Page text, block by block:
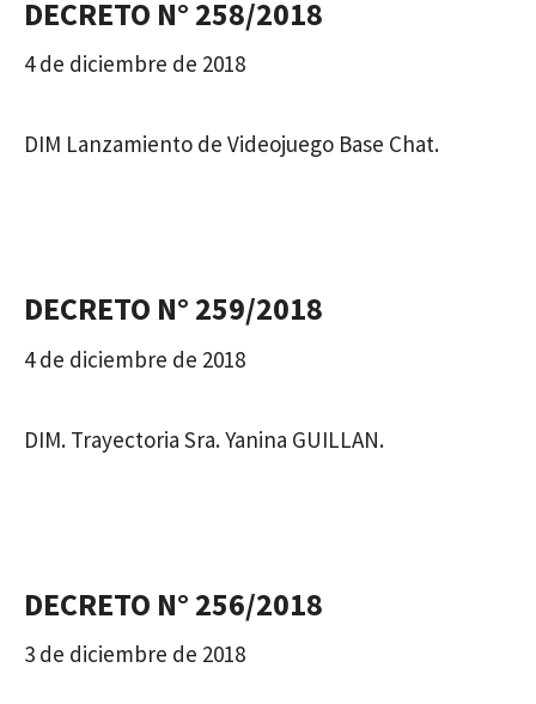
DECRETO N° 258/2018
4 de diciembre de 2018
DIM Lanzamiento de Videojuego Base Chat.
DECRETO N° 259/2018
4 de diciembre de 2018
DIM. Trayectoria Sra. Yanina GUILLAN.
DECRETO N° 256/2018
3 de diciembre de 2018